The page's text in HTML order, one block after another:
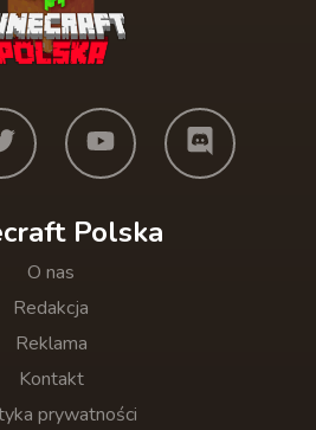
Polska
O nas
Redakcja
Reklama
Kontakt
prywatności